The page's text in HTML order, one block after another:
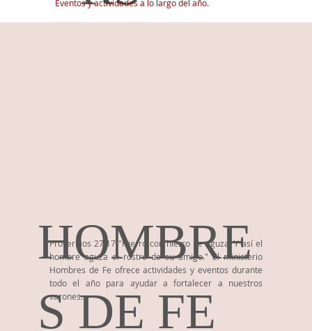
Eventos y actividades a lo largo del año.
HOMBRE
S DE FE
Proverbios 27:17 "Hierro con hierro se aguza; Y así el
hombre aguza el rostro de su amigo." El ministerio
Hombres de Fe ofrece actividades y eventos durante
todo el año para ayudar a fortalecer a nuestros
varones.